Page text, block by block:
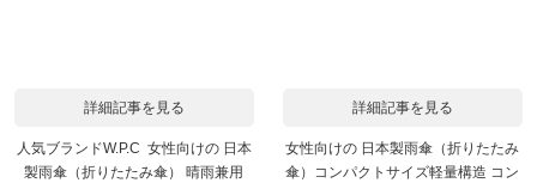
詳細記事を見る
人気ブランドW.P.C 女性向けの 日本
製雨傘（折りたたみ傘） 晴雨兼用
詳細記事を見る
女性向けの 日本製雨傘（折りたたみ
傘）コンパクトサイズ軽量構造 コン